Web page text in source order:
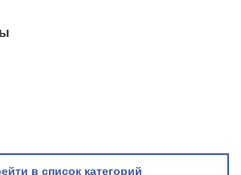
в список категорий